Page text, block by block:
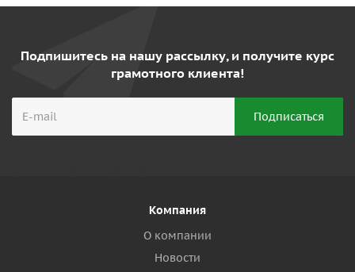
Подпишитесь на нашу рассылку, и получите курс
грамотного клиента!
Компания
О компании
Новости